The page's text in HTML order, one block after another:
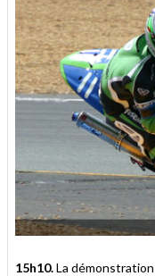
15h10.La